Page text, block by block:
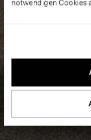
notwendigen Cookies